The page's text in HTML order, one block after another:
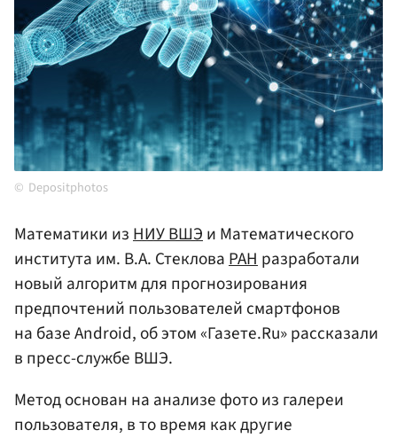
Depositphotos
Математики изНИУ ВШЭи Математического
института им. В.А. СтекловаРАНразработали
новый алгоритм для прогнозирования
предпочтений пользователей смартфонов
на базе Android, об этом «Газете.Ru» рассказали
в пресс-службе ВШЭ.
Метод основан на анализе фото из галереи
пользователя, в то время как другие